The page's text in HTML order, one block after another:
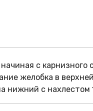
с карнизного
желобка в
нижний с нахлестом